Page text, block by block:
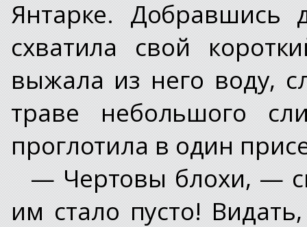
Янтарке. Добравшись
схватила свой
выжала из него воду,
траве небольшого
проглотила в один
— Чертовы блохи, —
им стало пусто!